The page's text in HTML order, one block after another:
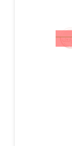
فعلی:
560,000 تومان.